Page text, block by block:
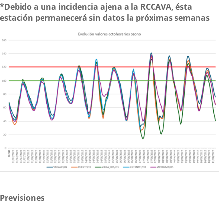
*Debido a una incidencia ajena a la RCCAVA, ésta
estación permanecerá sin datos la próximas semanas
Previsiones